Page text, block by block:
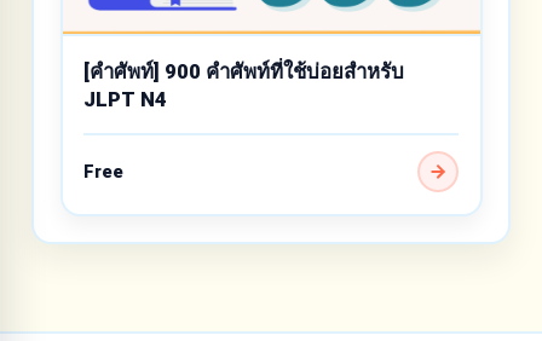
[คำศัพท์] 900 คำศัพท์ที่ใช้บ่อยสำหรับ
JLPT N4
Free